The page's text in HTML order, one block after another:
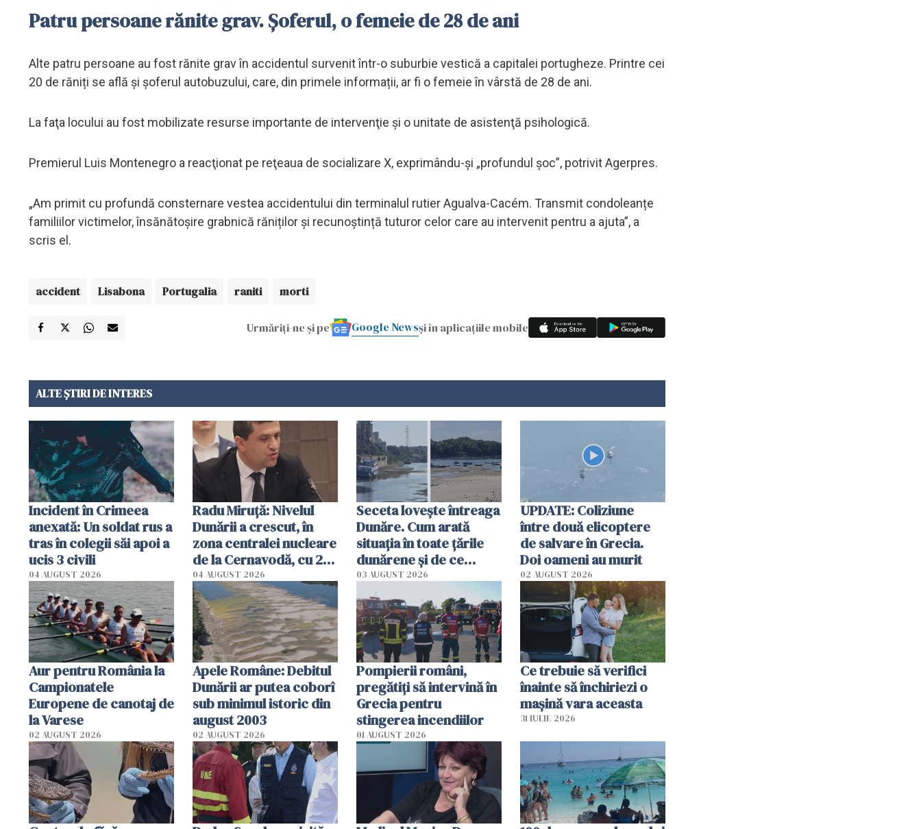
Patru persoane rănite grav. Șoferul, o femeie de 28 de ani
Alte patru persoane au fost rănite grav în accidentul survenit într-o suburbie vestică a capitalei portugheze. Printre cei
20 de răniți se află și șoferul autobuzului, care, din primele informații, ar fi o femeie în vârstă de 28 de ani.
La faţa locului au fost mobilizate resurse importante de intervenţie şi o unitate de asistenţă psihologică.
Premierul Luis Montenegro a reacţionat pe reţeaua de socializare X, exprimându-şi „profundul şoc”, potrivit Agerpres.
„Am primit cu profundă consternare vestea accidentului din terminalul rutier Agualva-Cacém. Transmit condoleanțe
familiilor victimelor, însănătoșire grabnică răniților și recunoștință tuturor celor care au intervenit pentru a ajuta”, a
scris el.
accident Lisabona Portugalia raniti morti
Urmăriți-ne și pe Google Newsși în aplicațiile mobile
ALTE ȘTIRI DE INTERES
Incident în Crimeea
anexată: Un soldat rus a
tras în colegii săi apoi a
ucis 3 civili
04 AUGUST 2026
Radu Miruţă: Nivelul
Dunării a crescut, în
zona centralei nucleare
de la Cernavodă, cu 2
cm faţă de ziua trecută
04 AUGUST 2026
Seceta lovește întreaga
Dunăre. Cum arată
situația în toate țările
dunărene și de ce
România resimte
efectele, deși a plouat
în iulie
03 AUGUST 2026
UPDATE: Coliziune
între două elicoptere
de salvare în Grecia.
Doi oameni au murit
02 AUGUST 2026
Aur pentru România la
Campionatele
Europene de canotaj de
la Varese
02 AUGUST 2026
Apele Române: Debitul
Dunării ar putea coborî
sub minimul istoric din
august 2003
02 AUGUST 2026
Pompierii români,
pregătiţi să intervină în
Grecia pentru
stingerea incendiilor
01 AUGUST 2026
Ce trebuie să verifici
înainte să închiriezi o
mașină vara aceasta
31 IULIE 2026